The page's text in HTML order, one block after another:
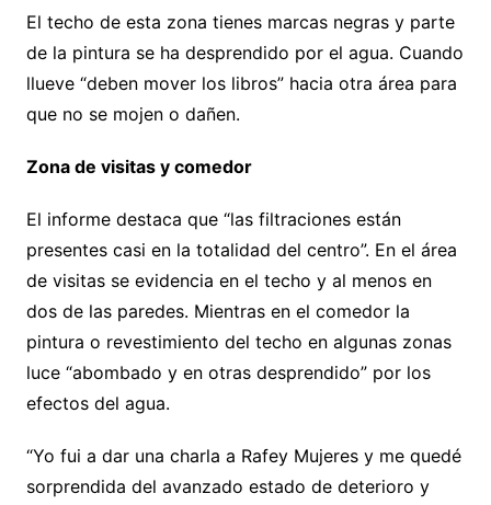
El techo de esta zona tienes marcas negras y parte
de la pintura se ha desprendido por el agua. Cuando
llueve “deben mover los libros” hacia otra área para
que no se mojen o dañen.
Zona de visitas y comedor
El informe destaca que “las filtraciones están
presentes casi en la totalidad del centro”. En el área
de visitas se evidencia en el techo y al menos en
dos de las paredes. Mientras en el comedor la
pintura o revestimiento del techo en algunas zonas
luce “abombado y en otras desprendido” por los
efectos del agua.
“Yo fui a dar una charla a Rafey Mujeres y me quedé
sorprendida del avanzado estado de deterioro y